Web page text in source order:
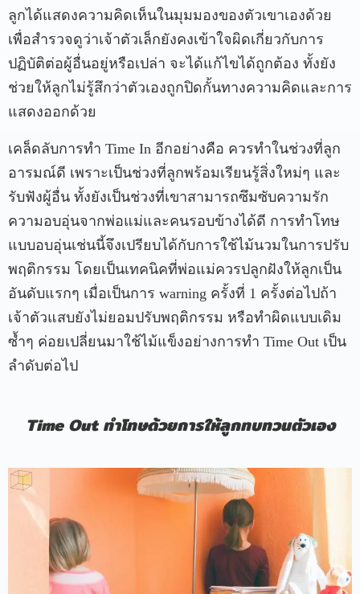
ลูกได้แสดงความคิดเห็นในมุมมองของตัวเขาเองด้วย
เพื่อสำรวจดูว่าเจ้าตัวเล็กยังคงเข้าใจผิดเกี่ยวกับการ
ปฏิบัติต่อผู้อื่นอยู่หรือเปล่า จะได้แก้ไขได้ถูกต้อง ทั้งยัง
ช่วยให้ลูกไม่รู้สึกว่าตัวเองถูกปิดกั้นทางความคิดและการ
แสดงออกด้วย
เคล็ดลับการทำ Time In อีกอย่างคือ ควรทำในช่วงที่ลูก
อารมณ์ดี เพราะเป็นช่วงที่ลูกพร้อมเรียนรู้สิ่งใหม่ๆ และ
รับฟังผู้อื่น ทั้งยังเป็นช่วงที่เขาสามารถซึมซับความรัก
ความอบอุ่นจากพ่อแม่และคนรอบข้างได้ดี การทำโทษ
แบบอบอุ่นเช่นนี้จึงเปรียบได้กับการใช้ไม้นวมในการปรับ
พฤติกรรม โดยเป็นเทคนิคที่พ่อแม่ควรปลูกฝังให้ลูกเป็น
อันดับแรกๆ เมื่อเป็นการ warning ครั้งที่ 1 ครั้งต่อไปถ้า
เจ้าตัวแสบยังไม่ยอมปรับพฤติกรรม หรือทำผิดแบบเดิม
ซ้ำๆ ค่อยเปลี่ยนมาใช้ไม้แข็งอย่างการทำ Time Out เป็น
ลำดับต่อไป
Time Out ทำโทษด้วยการให้ลูกทบทวนตัวเอง